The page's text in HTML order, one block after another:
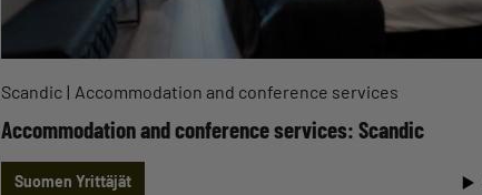
Scandic Accommodation and conference services
Accommodation and conference services: Scandic
Suomen Yrittäjät